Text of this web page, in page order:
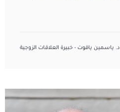
د. ياسمين ياقوت - خبيرة العلاقات الزوجية